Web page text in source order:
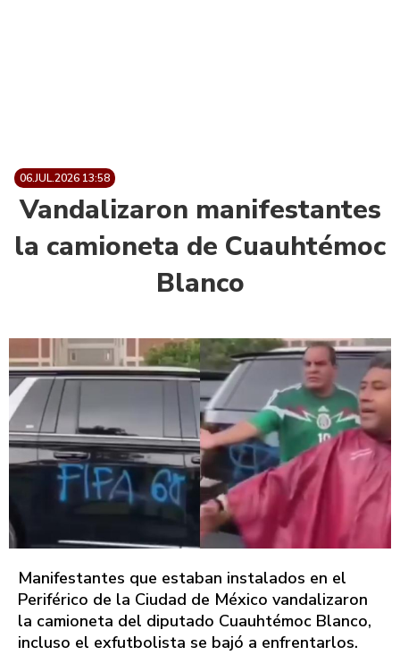
06.JUL.2026 13:58
Vandalizaron manifestantes
la camioneta de Cuauhtémoc
Blanco
Manifestantes que estaban instalados en el
Periférico de la Ciudad de México vandalizaron
la camioneta del diputado Cuauhtémoc Blanco,
incluso el exfutbolista se bajó a enfrentarlos.